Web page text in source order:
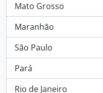
Mato Grosso
, 79 resultados
Maranhão
, 45 resultados
São Paulo
, 20 resultados
Pará
, 18 resultados
Rio de Janeiro